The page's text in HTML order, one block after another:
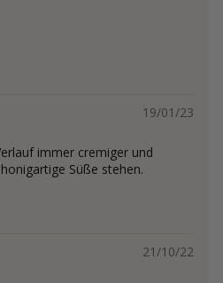
19/01/23
immer cremiger und
Süße stehen.
21/10/22